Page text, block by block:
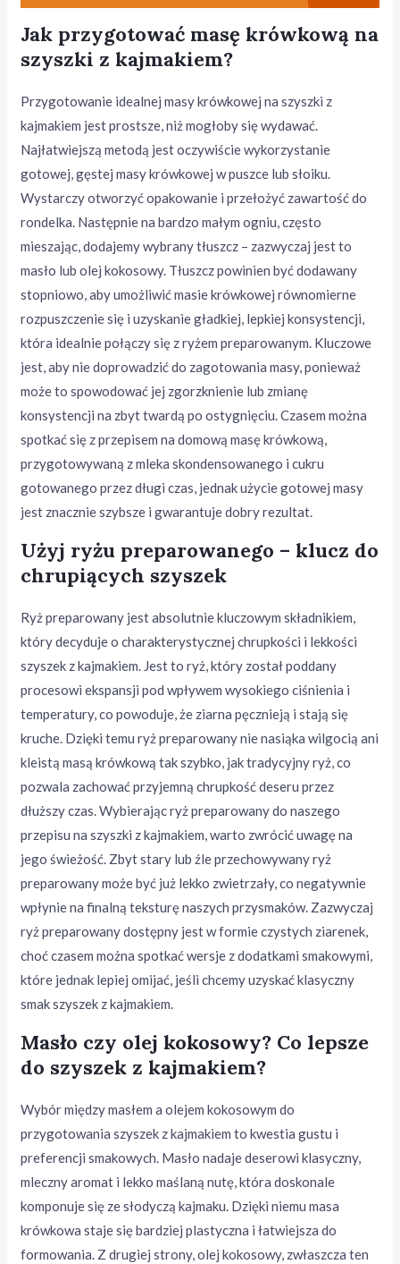
Jak przygotować masę krówkową na
szyszki z kajmakiem?
Przygotowanie idealnej masy krówkowej na szyszki z
kajmakiem jest prostsze, niż mogłoby się wydawać.
Najłatwiejszą metodą jest oczywiście wykorzystanie
gotowej, gęstej masy krówkowej w puszce lub słoiku.
Wystarczy otworzyć opakowanie i przełożyć zawartość do
rondelka. Następnie na bardzo małym ogniu, często
mieszając, dodajemy wybrany tłuszcz – zazwyczaj jest to
masło lub olej kokosowy. Tłuszcz powinien być dodawany
stopniowo, aby umożliwić masie krówkowej równomierne
rozpuszczenie się i uzyskanie gładkiej, lepkiej konsystencji,
która idealnie połączy się z ryżem preparowanym. Kluczowe
jest, aby nie doprowadzić do zagotowania masy, ponieważ
może to spowodować jej zgorzknienie lub zmianę
konsystencji na zbyt twardą po ostygnięciu. Czasem można
spotkać się z przepisem na domową masę krówkową,
przygotowywaną z mleka skondensowanego i cukru
gotowanego przez długi czas, jednak użycie gotowej masy
jest znacznie szybsze i gwarantuje dobry rezultat.
Użyj ryżu preparowanego – klucz do
chrupiących szyszek
Ryż preparowany jest absolutnie kluczowym składnikiem,
który decyduje o charakterystycznej chrupkości i lekkości
szyszek z kajmakiem. Jest to ryż, który został poddany
procesowi ekspansji pod wpływem wysokiego ciśnienia i
temperatury, co powoduje, że ziarna pęcznieją i stają się
kruche. Dzięki temu ryż preparowany nie nasiąka wilgocią ani
kleistą masą krówkową tak szybko, jak tradycyjny ryż, co
pozwala zachować przyjemną chrupkość deseru przez
dłuższy czas. Wybierając ryż preparowany do naszego
przepisu na szyszki z kajmakiem, warto zwrócić uwagę na
jego świeżość. Zbyt stary lub źle przechowywany ryż
preparowany może być już lekko zwietrzały, co negatywnie
wpłynie na finalną teksturę naszych przysmaków. Zazwyczaj
ryż preparowany dostępny jest w formie czystych ziarenek,
choć czasem można spotkać wersje z dodatkami smakowymi,
które jednak lepiej omijać, jeśli chcemy uzyskać klasyczny
smak szyszek z kajmakiem.
Masło czy olej kokosowy? Co lepsze
do szyszek z kajmakiem?
Wybór między masłem a olejem kokosowym do
przygotowania szyszek z kajmakiem to kwestia gustu i
preferencji smakowych. Masło nadaje deserowi klasyczny,
mleczny aromat i lekko maślaną nutę, która doskonale
komponuje się ze słodyczą kajmaku. Dzięki niemu masa
krówkowa staje się bardziej plastyczna i łatwiejsza do
formowania. Z drugiej strony, olej kokosowy, zwłaszcza ten